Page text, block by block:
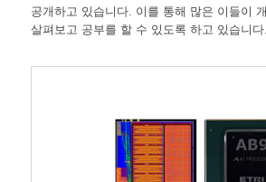
공개하고 있습니다. 이를 통해 많은 이들이
살펴보고 공부를 할 수 있도록 하고 있습니다.